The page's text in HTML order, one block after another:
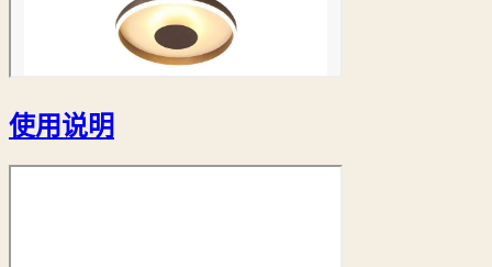
使用说明